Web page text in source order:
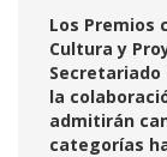
Los Premios
Cultura y
Secretariado
la
admitirán
categorías